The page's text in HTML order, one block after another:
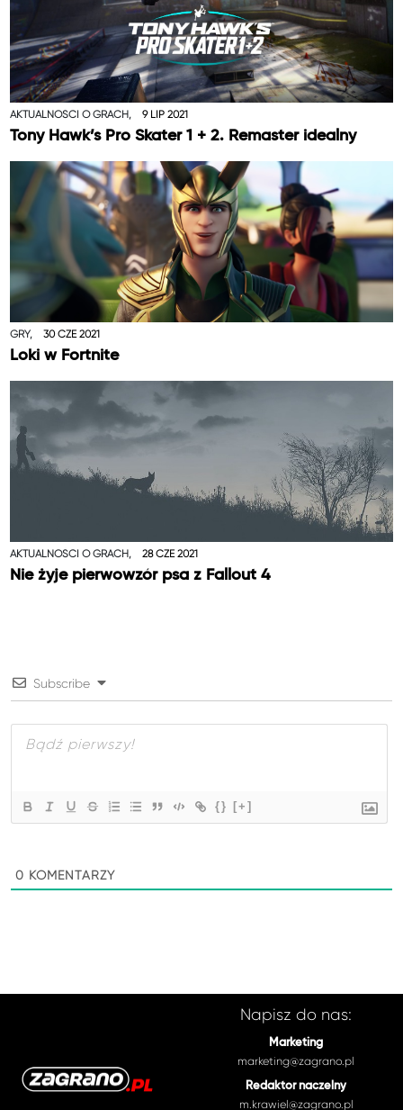
AKTUALNOŚCI O GRACH, 9 LIP 2021
Tony Hawk’s Pro Skater 1 + 2. Remaster idealny
GRY, 30 CZE 2021
Loki w Fortnite
AKTUALNOŚCI O GRACH, 28 CZE 2021
Nie żyje pierwowzór psa z Fallout 4
Subscribe
{} [+]
0 KOMENTARZY
Napisz do nas:
Marketing
marketing@zagrano.pl
Redaktor naczelny
m.krawiel@zagrano.pl